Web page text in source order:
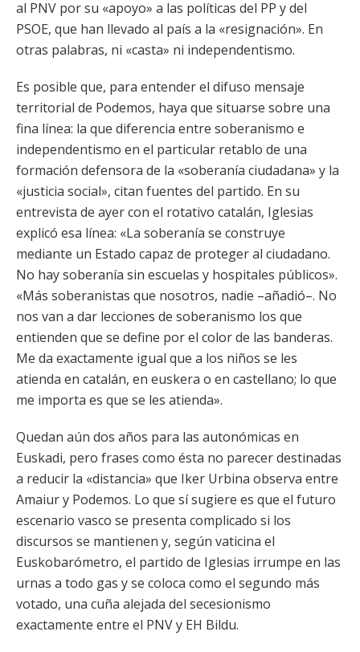
al PNV por su «apoyo» a las políticas del PP y del
PSOE, que han llevado al país a la «resignación». En
otras palabras, ni «casta» ni independentismo.
Es posible que, para entender el difuso mensaje
territorial de Podemos, haya que situarse sobre una
fina línea: la que diferencia entre soberanismo e
independentismo en el particular retablo de una
formación defensora de la «soberanía ciudadana» y la
«justicia social», citan fuentes del partido. En su
entrevista de ayer con el rotativo catalán, Iglesias
explicó esa línea: «La soberanía se construye
mediante un Estado capaz de proteger al ciudadano.
No hay soberanía sin escuelas y hospitales públicos».
«Más soberanistas que nosotros, nadie –añadió–. No
nos van a dar lecciones de soberanismo los que
entienden que se define por el color de las banderas.
Me da exactamente igual que a los niños se les
atienda en catalán, en euskera o en castellano; lo que
me importa es que se les atienda».
Quedan aún dos años para las autonómicas en
Euskadi, pero frases como ésta no parecer destinadas
a reducir la «distancia» que Iker Urbina observa entre
Amaiur y Podemos. Lo que sí sugiere es que el futuro
escenario vasco se presenta complicado si los
discursos se mantienen y, según vaticina el
Euskobarómetro, el partido de Iglesias irrumpe en las
urnas a todo gas y se coloca como el segundo más
votado, una cuña alejada del secesionismo
exactamente entre el PNV y EH Bildu.